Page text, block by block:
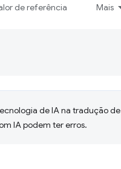
de referência Mais
de IA na tradução
IA podem ter erros.